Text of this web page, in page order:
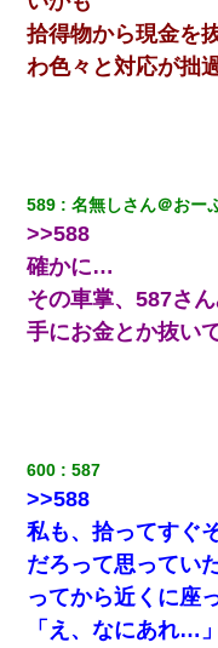
父親がくも膜下出血で
「私を家に置いてほしい
「…」
そうとは思わないのか
彼女との行為を録画した
ｗ
クラスで一人無口で誰と
妻「ずっと好きだった人
い」→離婚後、娘と実家
【GJ!】会社から帰宅中
発見。しかも「ヒィ～」
て近寄ったら女の子がお
拾得物から現金を
わ色々と対応が拙
589 名無しさん＠おー
>>588
確かに…
その車掌、587さ
手にお金とか抜い
600 587
>>588
私も、拾ってすぐ
だろって思ってい
ってから近くに座
「え、なにあれ…